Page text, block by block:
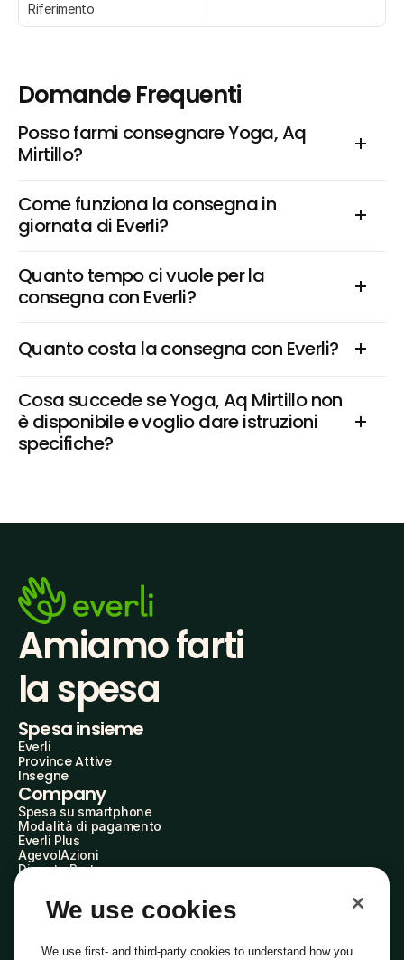
Riferimento
Domande Frequenti
Posso farmi consegnare Yoga, Aq
Mirtillo?
Come funziona la consegna in
giornata di Everli?
Quanto tempo ci vuole per la
consegna con Everli?
Quanto costa la consegna con Everli?
Cosa succede se Yoga, Aq Mirtillo non
è disponibile e voglio dare istruzioni
specifiche?
Amiamo farti
la spesa
Spesa insieme
Everli
Province Attive
Insegne
Company
Spesa su smartphone
Modalità di pagamento
Everli Plus
AgevolAzioni
Diventa Partner
Everli Shoppers
About Us
Everli News
We use cookies
We use first- and third-party cookies to understand how you